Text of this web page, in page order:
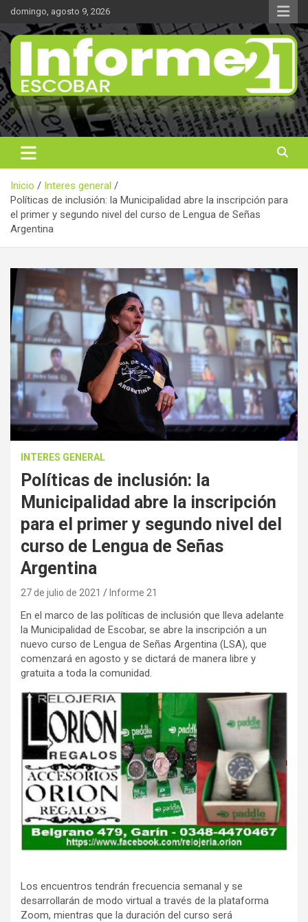
Saltar
contenido
domingo, agosto 9, 2026
Informe 21
Noticas reales
Inicio
Interes general
Políticas de inclusión: la Municipalidad abre la inscripción para
el primer y segundo nivel del curso de Lengua de Señas
Argentina
INTERES GENERAL
Políticas de inclusión: la
Municipalidad abre la inscripción
para el primer y segundo nivel del
curso de Lengua de Señas
Argentina
27 de julio de 2021 Informe 21
En el marco de las políticas de inclusión que lleva adelante
la Municipalidad de Escobar, se abre la inscripción a un
nuevo curso de Lengua de Señas Argentina (LSA), que
comenzará en agosto y se dictará de manera libre y
gratuita a toda la comunidad.
Los encuentros tendrán frecuencia semanal y se
desarrollarán de modo virtual a través de la plataforma
Zoom, mientras que la duración del curso será